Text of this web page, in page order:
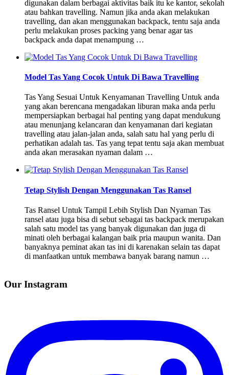
digunakan dalam berbagai aktivitas baik itu ke kantor, sekolah
atau bahkan travelling. Namun jika anda akan melakukan
travelling, dan akan menggunakan backpack, tentu saja anda
perlu melakukan proses packing yang benar agar tas
backpack anda dapat menampung …
Model Tas Yang Cocok Untuk Di Bawa Travelling
Tas Yang Sesuai Untuk Kenyamanan Travelling Untuk anda
yang akan berencana mengadakan liburan maka anda perlu
mempersiapkan berbagai hal penting yang dapat mendukung
atau menunjang kelancaran dan kenyamanan dari kegiatan
travelling atau jalan-jalan anda, salah satu hal yang perlu di
perhatikan adalah tas. Tas yang tepat tentu saja akan membuat
anda akan merasakan nyaman dalam …
Tetap Stylish Dengan Menggunakan Tas Ransel
Tas Ransel Untuk Tampil Lebih Stylish Dan Nyaman Tas
ransel atau juga bisa di sebut sebagai tas backpack merupakan
salah satu model tas yang banyak digunakan dan juga di
minati oleh berbagai kalangan baik pria maupun wanita. Dan
banyaknya peminat akan tas ini di karenakan selain tas dapat
di manfaatkan untuk membawa banyak barang namun …
Our Instagram